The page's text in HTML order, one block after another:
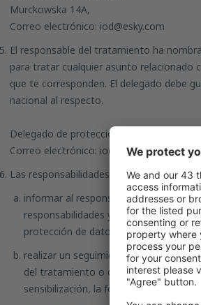
Murckowska 14A,
Correo electrónico: iod@esky.com
El responsable del tratamiento ha
para tratar cualquier asunto relacionado
que te corresponden. El delegado debe
nacional al respecto.
Delegado de protección de datos:
Correo electrónico: iod@esky.com
Las responsabilidades del delegado son
informar al responsable del
responsabilidades y deberes en
protección de datos, así como
realizar un seguimiento del
del tratamiento o del encargado del
sensibilización, la formación de